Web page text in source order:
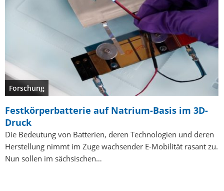
Forschung
Festkörperbatterie auf Natrium-Basis im 3D-
Druck
Die Bedeutung von Batterien, deren Technologien und deren
Herstellung nimmt im Zuge wachsender E-Mobilität rasant zu.
Nun sollen im sächsischen…